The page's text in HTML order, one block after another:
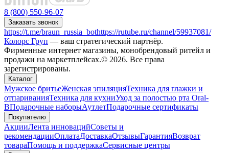
8 (800) 550-96-07
Заказать звонок
https://t.me/braun_russia_bothttps://rutube.ru/channel/59937081/
Колорс Груп — ваш стратегический партнёр.
Фирменные интернет магазины, монобрендовый ритейл и
продажи на маркетплейсах.© 2026. Все права
зарегистрированы.
Каталог
Мужское бритьеЖенская эпиляцияТехника для глажки и
отпариванияТехника для кухниУход за полостью рта Oral-
BПодарочные наборыАутлетПодарочные сертификаты
Покупателю
АкцииЛента инновацийСоветы и
рекомендацииОплатаДоставкаОтзывыГарантияВозврат
товараПомощь и поддержкаСервисные центры